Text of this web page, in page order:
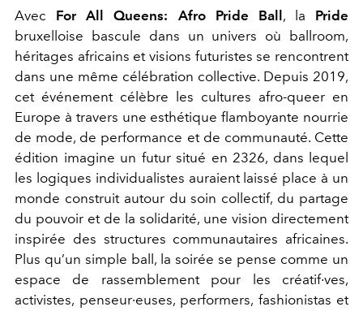
Avec For All Queens: Afro Pride Ball , la Pride
bruxelloise bascule dans un univers où ballroom,
héritages africains et visions futuristes se rencontrent
dans une même célébration collective. Depuis 2019,
cet événement célèbre les cultures afro-queer en
Europe à travers une esthétique flamboyante nourrie
de mode, de performance et de communauté. Cette
édition imagine un futur situé en 2326, dans lequel
les logiques individualistes auraient laissé place à un
monde construit autour du soin collectif, du partage
du pouvoir et de la solidarité, une vision directement
inspirée des structures communautaires africaines.
Plus qu’un simple ball, la soirée se pense comme un
espace de rassemblement pour les créatif·ves,
activistes, penseur·euses, performers, fashionistas et